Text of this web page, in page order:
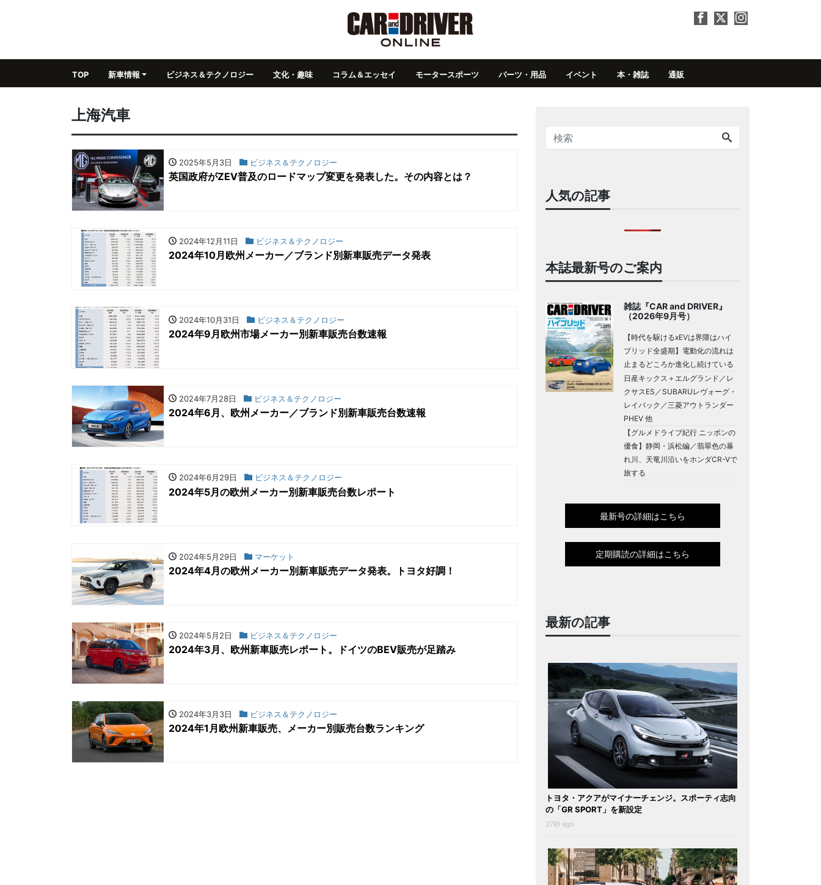
TOP 新車情報 ビジネス＆テクノロジー 文化・趣味 コラム＆エッセイ モータースポーツ パーツ・用品 イベント 本・雑誌 通販
上海汽車
2025年5月3日 ビジネス＆テクノロジー
英国政府がZEV普及のロードマップ変更を発表した。その内容とは？
2024年12月11日 ビジネス＆テクノロジー
2024年10月欧州メーカー／ブランド別新車販売データ発表
2024年10月31日 ビジネス＆テクノロジー
2024年9月欧州市場メーカー別新車販売台数速報
2024年7月28日 ビジネス＆テクノロジー
2024年6月、欧州メーカー／ブランド別新車販売台数速報
2024年6月29日 ビジネス＆テクノロジー
2024年5月の欧州メーカー別新車販売台数レポート
2024年5月29日 マーケット
2024年4月の欧州メーカー別新車販売データ発表。トヨタ好調！
2024年5月2日 ビジネス＆テクノロジー
2024年3月、欧州新車販売レポート。ドイツのBEV販売が足踏み
2024年3月3日 ビジネス＆テクノロジー
2024年1月欧州新車販売、メーカー別販売台数ランキング
人気の記事
本誌最新号のご案内
雑誌『CAR and DRIVER』
（2026年9月号）
【時代を駆けるxEVは界隈はハイ
ブリッド全盛期】電動化の流れは
止まるどころか進化し続けている
日産キックス＋エルグランド／レ
クサスES／SUBARUレヴォーグ・
レイバック／三菱アウトランダー
PHEV 他
【グルメドライブ紀行 ニッポンの
優食】静岡・浜松編／翡翠色の暴
れ川、天竜川沿いをホンダCR-Vで
旅する
最新号の詳細はこちら
定期購読の詳細はこちら
最新の記事
トヨタ・アクアがマイナーチェンジ。スポーティ志向
の「GR SPORT」を新設定
27秒 ago